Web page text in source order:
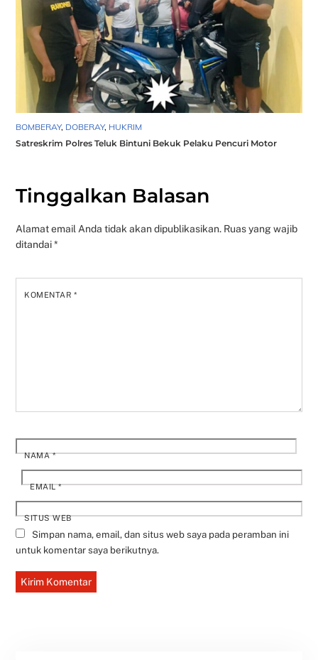
BOMBERAY, DOBERAY, HUKRIM
Satreskrim Polres Teluk Bintuni Bekuk Pelaku Pencuri Motor
Tinggalkan Balasan
Alamat email Anda tidak akan dipublikasikan. Ruas yang wajib
ditandai*
KOMENTAR*
NAMA*
EMAIL*
SITUS WEB
Simpan nama, email, dan situs web saya pada peramban ini
untuk komentar saya berikutnya.